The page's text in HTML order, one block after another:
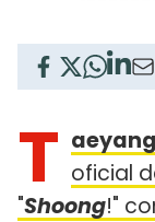
T aeyang
oficial
"Shoong!"